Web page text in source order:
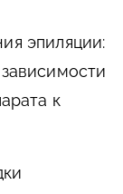
эпиляции:
к